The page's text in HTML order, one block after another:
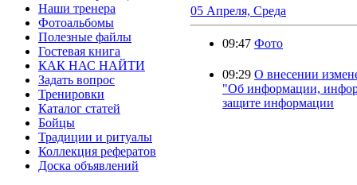
Наши тренера
Фотоальбомы
Полезные файлы
Гостевая книга
КАК НАС НАЙТИ
Задать вопрос
Тренировки
Каталог статей
Бойцы
Традиции и ритуалы
Коллекция рефератов
Доска объявлений
05 Апреля, Среда
09:47 Фото
09:29 О внесении
"Об информации,
защите информации